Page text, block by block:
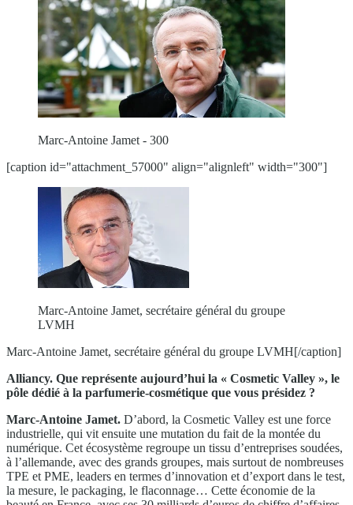
Marc-Antoine Jamet - 300
[caption id="attachment_57000" align="alignleft" width="300"]
Marc-Antoine Jamet, secrétaire général du groupe
LVMH
Marc-Antoine Jamet, secrétaire général du groupe LVMH[/caption]
Alliancy. Que représente aujourd’hui la « Cosmetic Valley », le
pôle dédié à la parfumerie-cosmétique que vous présidez ?
Marc-Antoine Jamet. D’abord, la Cosmetic Valley est une force
industrielle, qui vit ensuite une mutation du fait de la montée du
numérique. Cet écosystème regroupe un tissu d’entreprises soudées,
à l’allemande, avec des grands groupes, mais surtout de nombreuses
TPE et PME, leaders en termes d’innovation et d’export dans le test,
la mesure, le packaging, le flaconnage… Cette économie de la